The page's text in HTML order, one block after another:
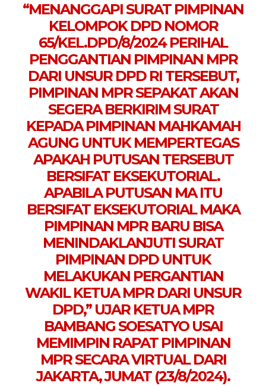
“MENANGGAPI SURAT PIMPINAN
KELOMPOK DPD NOMOR
65/KEL.DPD/8/2024 PERIHAL
PENGGANTIAN PIMPINAN MPR
DARI UNSUR DPD RI TERSEBUT,
PIMPINAN MPR SEPAKAT AKAN
SEGERA BERKIRIM SURAT
KEPADA PIMPINAN MAHKAMAH
AGUNG UNTUK MEMPERTEGAS
APAKAH PUTUSAN TERSEBUT
BERSIFAT EKSEKUTORIAL.
APABILA PUTUSAN MA ITU
BERSIFAT EKSEKUTORIAL MAKA
PIMPINAN MPR BARU BISA
MENINDAKLANJUTI SURAT
PIMPINAN DPD UNTUK
MELAKUKAN PERGANTIAN
WAKIL KETUA MPR DARI UNSUR
DPD,” UJAR KETUA MPR
BAMBANG SOESATYO USAI
MEMIMPIN RAPAT PIMPINAN
MPR SECARA VIRTUAL DARI
JAKARTA, JUMAT (23/8/2024).